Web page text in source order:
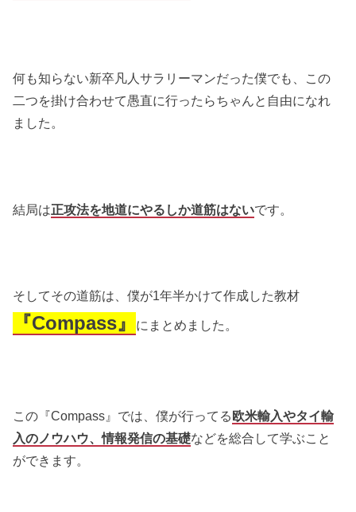
何も知らない新卒凡人サラリーマンだった僕でも、この
二つを掛け合わせて愚直に行ったらちゃんと自由になれ
ました。
結局は正攻法を地道にやるしか道筋はないです。
そしてその道筋は、僕が1年半かけて作成した教材
『Compass』 にまとめました。
この『Compass』では、僕が行ってる欧米輸入やタイ輸
入のノウハウ、情報発信の基礎などを総合して学ぶこと
ができます。